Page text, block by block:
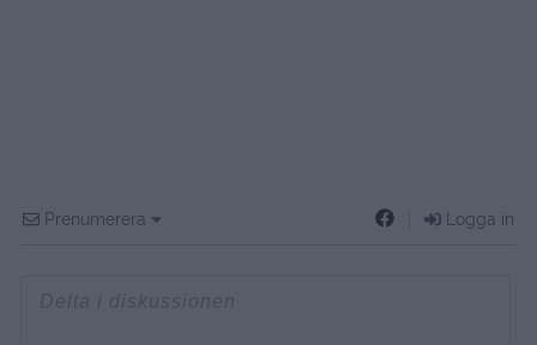
Prenumerera Logga in